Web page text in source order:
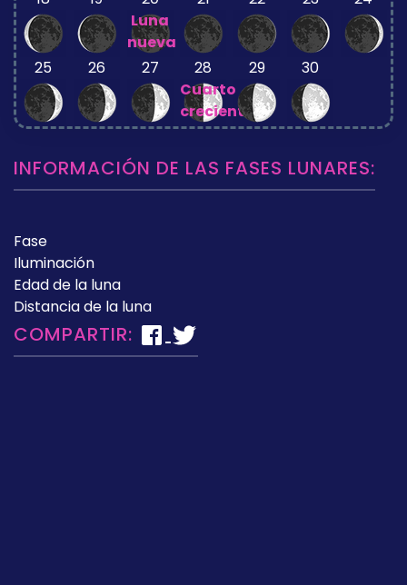
Luna
nueva
25 26 27
28
Cuarto
creciente
29 30
INFORMACIÓN DE LAS FASES LUNARES:
Fase
Iluminación
Edad de la luna
Distancia de la luna
COMPARTIR: